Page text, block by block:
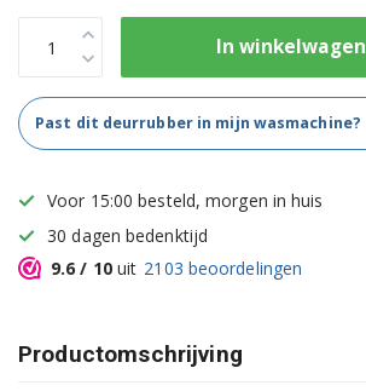
In winkelwagen
Past dit deurrubber in mijn wasmachine?
Voor 15:00 besteld, morgen in huis
30 dagen bedenktijd
9.6 / 10uit 2103 beoordelingen
Productomschrijving